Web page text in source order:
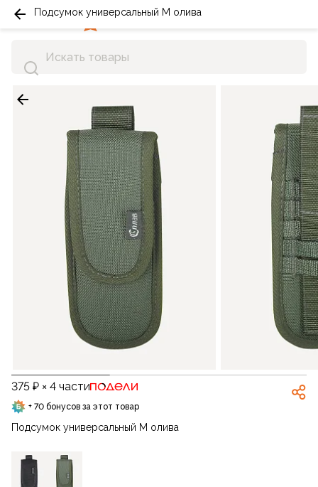
375 ₽ × 4 части
+ 70 бонусов за этот товар
Подсумок универсальный M олива
Подсумок универсальный M олива